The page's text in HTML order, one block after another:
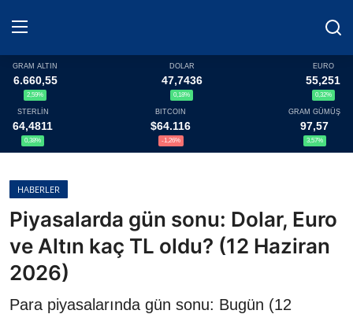
Haberler
Döviz
Altın Fiyatları
Döviz Kurları
Fonlar
Kripto Paralar
GRAM ALTIN
6.660,55
2,59%
DOLAR
47,7436
0,18%
EURO
55,251
0,32%
STERLİN
64,4811
0,38%
BITCOIN
$64.116
-1,26%
GRAM GÜMÜŞ
97,57
3,57%
HABERLER
Piyasalarda gün sonu: Dolar, Euro
ve Altın kaç TL oldu? (12 Haziran
2026)
Para piyasalarında gün sonu: Bugün (12